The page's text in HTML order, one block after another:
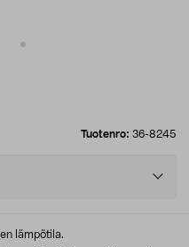
Tuotenro: 36-8245
lämpötila.